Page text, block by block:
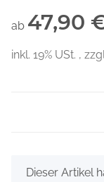
ab 47,90
inkl. 19% USt. ,
x
Dieser Artikel